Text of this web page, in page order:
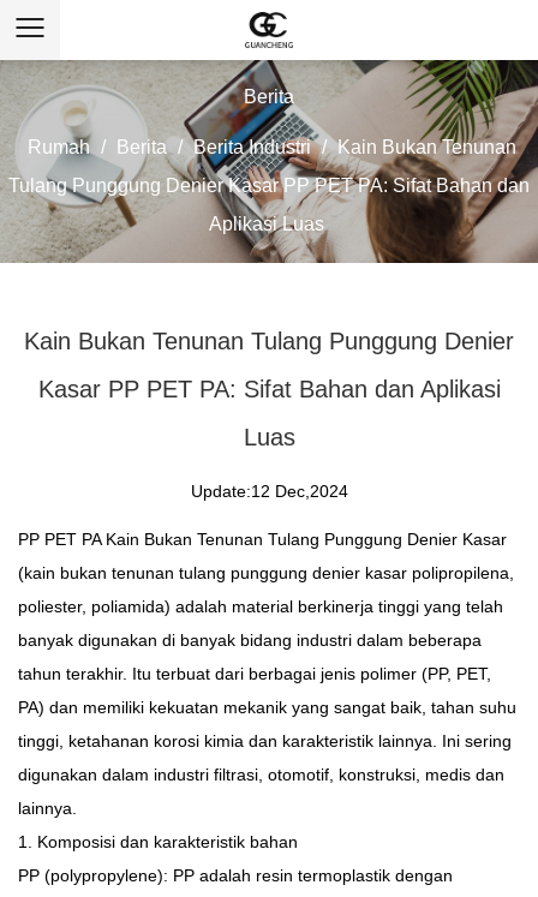
Berita
Rumah / Berita / Berita Industri / Kain Bukan Tenunan
Tulang Punggung Denier Kasar PP PET PA: Sifat Bahan dan
Aplikasi Luas
Kain Bukan Tenunan Tulang Punggung Denier
Kasar PP PET PA: Sifat Bahan dan Aplikasi
Luas
Update:12 Dec,2024
PP PET PA Kain Bukan Tenunan Tulang Punggung Denier Kasar
(kain bukan tenunan tulang punggung denier kasar polipropilena,
poliester, poliamida) adalah material berkinerja tinggi yang telah
banyak digunakan di banyak bidang industri dalam beberapa
tahun terakhir. Itu terbuat dari berbagai jenis polimer (PP, PET,
PA) dan memiliki kekuatan mekanik yang sangat baik, tahan suhu
tinggi, ketahanan korosi kimia dan karakteristik lainnya. Ini sering
digunakan dalam industri filtrasi, otomotif, konstruksi, medis dan
lainnya.
1. Komposisi dan karakteristik bahan
PP (polypropylene): PP adalah resin termoplastik dengan